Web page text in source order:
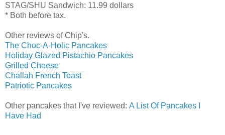
STAG/SHU Sandwich: 11.99 dollars
* Both before tax.
Other reviews of Chip's.
The Choc-A-Holic Pancakes
Holiday Glazed Pistachio Pancakes
Grilled Cheese
Challah French Toast
Patriotic Pancakes
Other pancakes that I've reviewed: A List Of Pancakes I
Have Had